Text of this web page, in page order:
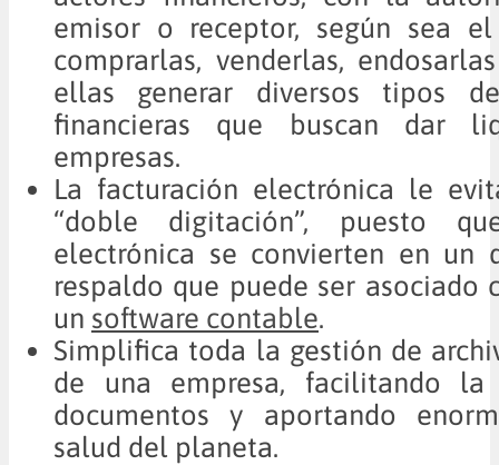
emisor o receptor, según sea
comprarlas, venderlas,
ellas generar diversos tipos
financieras que buscan dar
empresas.
La facturación electrónica le
“doble digitación”, puesto
electrónica se convierten en un
respaldo que puede ser asociado
un software contable.
Simplifica toda la gestión de
de una empresa, facilitando la
documentos y aportando
salud del planeta.